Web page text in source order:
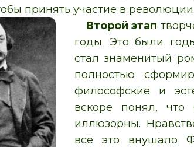
принять участие в революции.
Второй этап
годы. Это были
стал знаменитый
полностью
философские и
вскоре понял, что
иллюзорны.
всё это внушало